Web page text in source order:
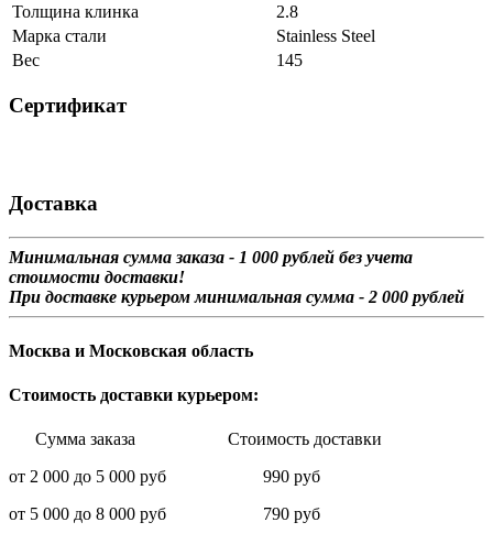
Толщина клинка
2.8
Марка стали
Stainless Steel
Вес
145
Сертификат
Доставка
Минимальная сумма заказа - 1 000 рублей без учета
стоимости доставки!
При доставке курьером минимальная сумма - 2 000 рублей
Москва и Московская область
Стоимость доставки курьером:
Сумма заказа Стоимость доставки
от 2 000 до 5 000 руб 990 руб
от 5 000 до 8 000 руб 790 руб